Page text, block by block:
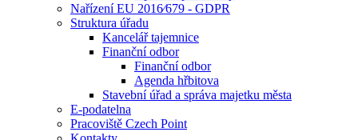
Nařízení EU 2016⁄679 - GDPR
Struktura úřadu
Kancelář tajemnice
Finanční odbor
Finanční odbor
Agenda hřbitova
Stavební úřad a správa majetku města
E-podatelna
Pracoviště Czech Point